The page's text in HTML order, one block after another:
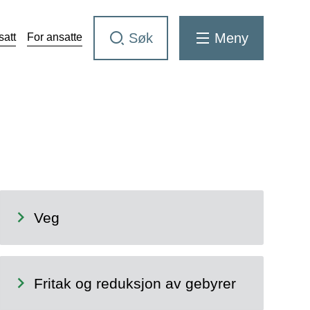
For ansatte Søk Meny
Veg
Fritak og reduksjon av gebyrer